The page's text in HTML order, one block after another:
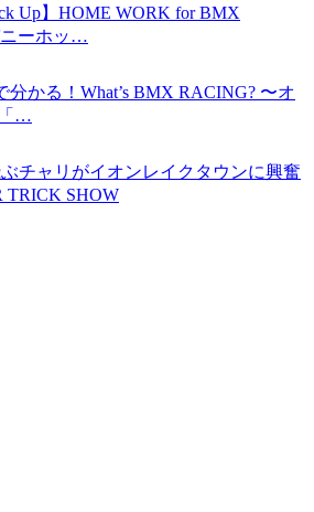
Up】HOME WORK for BMX
ニーホッ…
分かる！What’s BMX RACING? 〜オ
…
チャリがイオンレイクタウンに興奮
TRICK SHOW